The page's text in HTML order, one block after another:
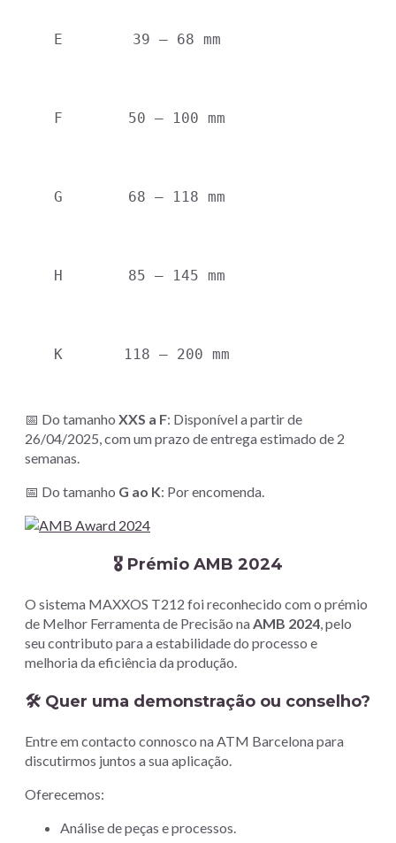
E 39 – 68 mm
F 50 – 100 mm
G 68 – 118 mm
H 85 – 145 mm
K 118 – 200 mm
📅 Do tamanho XXS a F: Disponível a partir de
26/04/2025, com um prazo de entrega estimado de 2
semanas.
📅 Do tamanho G ao K: Por encomenda.
🎖️ Prémio AMB 2024
O sistema MAXXOS T212 foi reconhecido com o prémio
de Melhor Ferramenta de Precisão naAMB 2024, pelo
seu contributo para a estabilidade do processo e
melhoria da eficiência da produção.
🛠 Quer uma demonstração ou conselho?
Entre em contacto connosco na ATM Barcelona para
discutirmos juntos a sua aplicação.
Oferecemos:
Análise de peças e processos.